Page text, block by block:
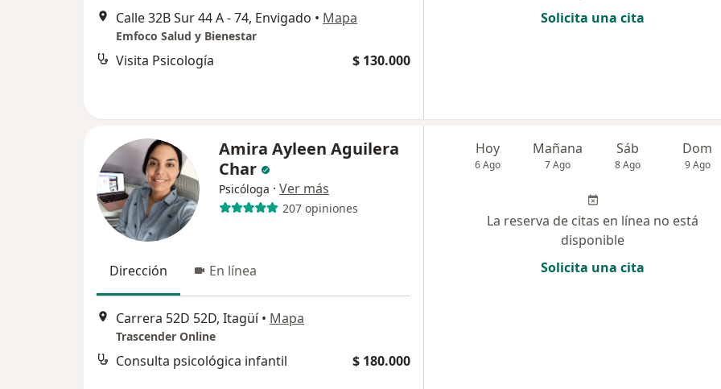
Calle 32B Sur 44 A - 74, Envigado • Mapa
Emfoco Salud y Bienestar
Visita Psicología $ 130.000
Solicita una cita
Amira Ayleen Aguilera
Char
Psicóloga · Ver más
207 opiniones
Dirección En línea
Carrera 52D 52D, Itagüí • Mapa
Trascender Online
Consulta psicológica infantil $ 180.000
Hoy
6 Ago
Mañana
7 Ago
Sáb
8 Ago
Dom
9 Ago
La reserva de citas en línea no está
disponible
Solicita una cita